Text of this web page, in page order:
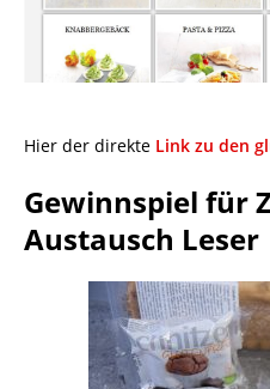
Hier der direkte Link zu den
Gewinnspiel für
Austausch Leser